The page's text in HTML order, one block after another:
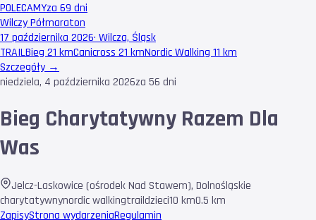
POLECAMYza 69 dni
Wilczy Półmaraton
17 października 2026· Wilcza, Śląsk
TRAILBieg 21 kmCanicross 21 kmNordic Walking 11 km
Szczegóły →
niedziela, 4 października 2026za 56 dni
Bieg Charytatywny Razem Dla
Was
Jelcz-Laskowice (ośrodek Nad Stawem), Dolnośląskie
charytatywnynordic walkingtraildzieci10 km0.5 km
ZapisyStrona wydarzeniaRegulamin